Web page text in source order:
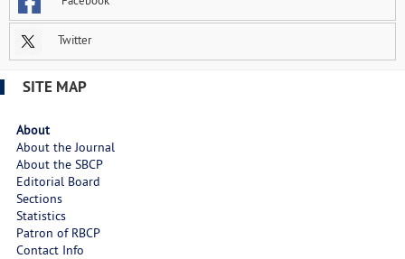
Twitter
SITE MAP
About
About the Journal
About the SBCP
Editorial Board
Sections
Statistics
Patron of RBCP
Contact Info